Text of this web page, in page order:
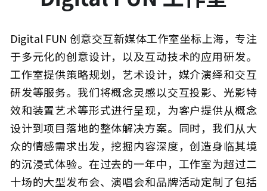
Digital FUN 创意交互新媒体工作室坐标上海，专注
于多元化的创意设计，以及互动技术的应用研发。
工作室提供策略规划，艺术设计，媒介演绎和交互
研发等服务。我们将概念灵感以交互投影、光影特
效和装置艺术等形式进行呈现，为客户提供从概念
设计到项目落地的整体解决方案。同时，我们从大
众的情感需求出发，挖掘内容深度，创造身临其境
的沉浸式体验。在过去的一年中，工作室为超过二
十场的大型发布会、演唱会和品牌活动定制了包括